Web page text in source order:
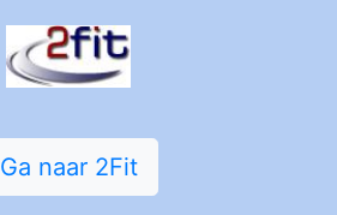
Ga naar 2Fit